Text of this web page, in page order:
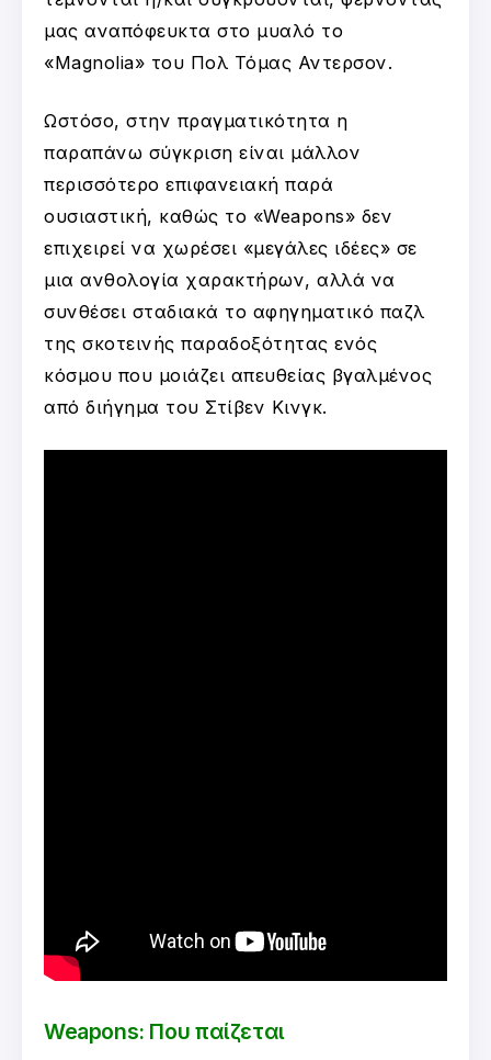
μας αναπόφευκτα στο μυαλό το
«Magnolia» του Πολ Τόμας Αντερσον.
Ωστόσο, στην πραγματικότητα η
παραπάνω σύγκριση είναι μάλλον
περισσότερο επιφανειακή παρά
ουσιαστική, καθώς το «Weapons» δεν
επιχειρεί να χωρέσει «μεγάλες ιδέες» σε
μια ανθολογία χαρακτήρων, αλλά να
συνθέσει σταδιακά το αφηγηματικό παζλ
της σκοτεινής παραδοξότητας ενός
κόσμου που μοιάζει απευθείας βγαλμένος
από διήγημα του Στίβεν Κινγκ.
Weapons: Που παίζεται